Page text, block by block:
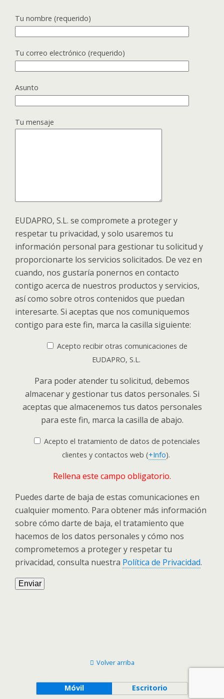
Tu nombre (requerido)
Tu correo electrónico (requerido)
Asunto
Tu mensaje
EUDAPRO, S.L. se compromete a proteger y
respetar tu privacidad, y solo usaremos tu
información personal para gestionar tu solicitud y
proporcionarte los servicios solicitados. De vez en
cuando, nos gustaría ponernos en contacto
contigo acerca de nuestros productos y servicios,
así como sobre otros contenidos que puedan
interesarte. Si aceptas que nos comuniquemos
contigo para este fin, marca la casilla siguiente:
Acepto recibir otras comunicaciones de
EUDAPRO, S.L.
Para poder atender tu solicitud, debemos
almacenar y gestionar tus datos personales. Si
aceptas que almacenemos tus datos personales
para este fin, marca la casilla de abajo.
Acepto el tratamiento de datos de potenciales
clientes y contactos web (+Info).
Rellena este campo obligatorio.
Puedes darte de baja de estas comunicaciones en
cualquier momento. Para obtener más información
sobre cómo darte de baja, el tratamiento que
hacemos de los datos personales y cómo nos
comprometemos a proteger y respetar tu
privacidad, consulta nuestra Política de Privacidad.
Volver arriba
Móvil Escritorio